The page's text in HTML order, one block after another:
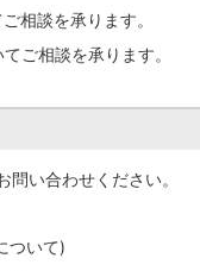
相談を承ります。
ご相談を承ります。
い合わせください。
ついて)